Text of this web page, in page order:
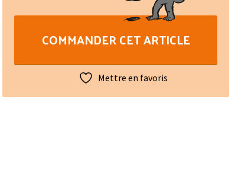
viatge
COMMANDER CET ARTICLE
Mettre en favoris